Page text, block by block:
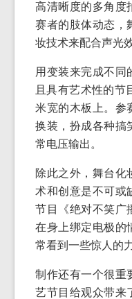
高清晰度的多角度
赛者的肢体动态，
妆技术来配合声光
用变装来完成不同
且具有艺术性的节
米宽的木板上。参
换装，扮成各种搞
常电压输出。
除此之外，舞台化
术和创意是不可或
节目《绝对不笑广
在身上绑定电极的
常看到一些惊人的
制作还有一个很重
艺节目给观众带来